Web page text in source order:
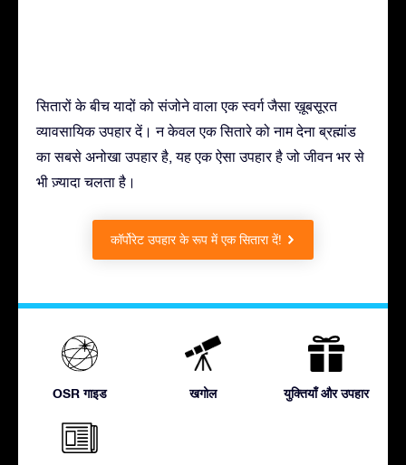
सितारों के बीच यादों को संजोने वाला एक स्वर्ग जैसा ख़ूबसूरत
व्यावसायिक उपहार दें। न केवल एक सितारे को नाम देना ब्रह्मांड
का सबसे अनोखा उपहार है, यह एक ऐसा उपहार है जो जीवन भर से
भी ज़्यादा चलता है।
कॉर्पोरेट उपहार के रूप में एक सितारा दें!
OSR गाइड खगोल युक्तियाँ और उपहार